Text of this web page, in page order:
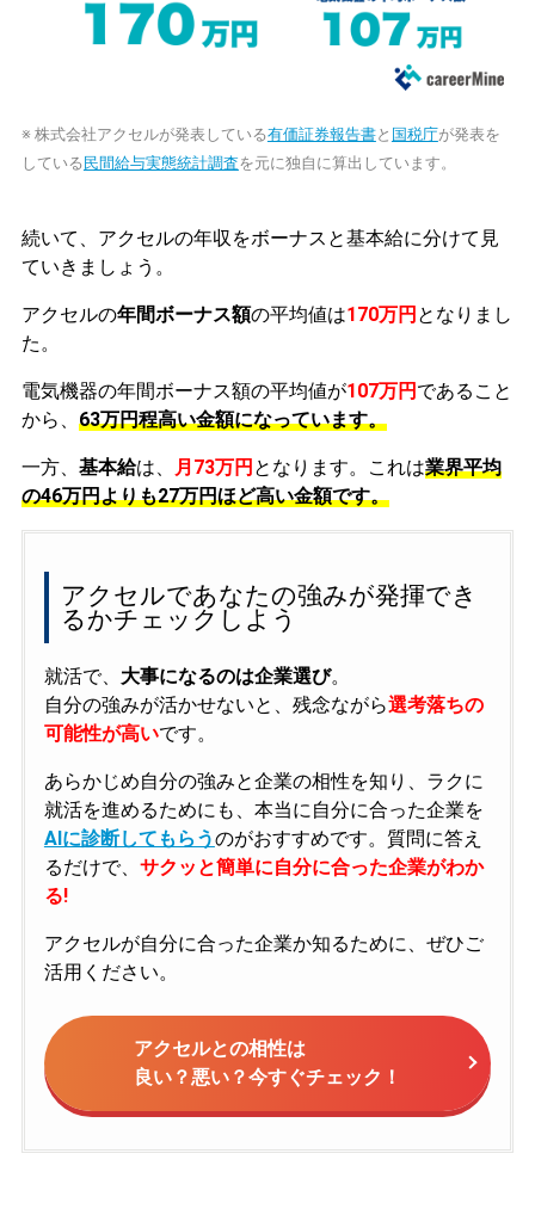
※ 株式会社アクセルが発表している有価証券報告書と 国税庁が発表を
している 民間給与実態統計調査を元に独自に算出しています。
続いて、アクセルの年収をボーナスと基本給に分けて見
ていきましょう。
アクセルの年間ボーナス額の平均値は170万円 となりまし
た。
電気機器の年間ボーナス額の平均値が107万円 であること
から、 63万円程高い金額になっています。
一方、 基本給は、 月73万円 となります。これは業界平均
の46万円よりも27万円ほど高い金額です。
アクセルであなたの強みが発揮でき
るかチェックしよう
就活で、 大事になるのは企業選び。
自分の強みが活かせないと、残念ながら選考落ちの
可能性が高いです。
あらかじめ自分の強みと企業の相性を知り、ラクに
就活を進めるためにも、本当に自分に合った企業を
AIに診断してもらうのがおすすめです。質問に答え
るだけで、 サクッと簡単に自分に合った企業がわか
る!
アクセルが自分に合った企業か知るために、ぜひご
活用ください。
アクセルとの相性は
良い？悪い？今すぐチェック！